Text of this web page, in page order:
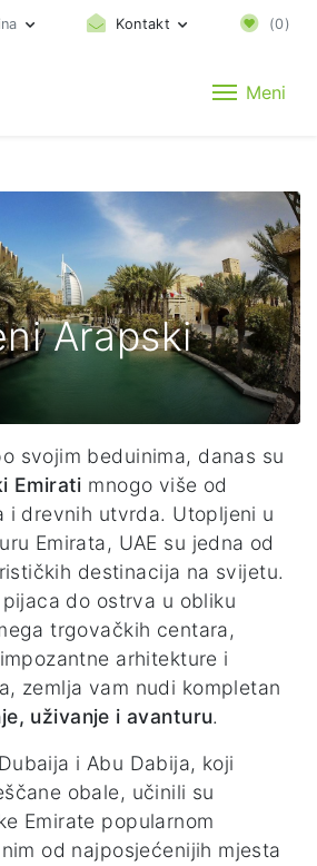
Kontakt (0)
Meni
Arapski
svojim beduinima, danas su
Emirati mnogo više od
i drevnih utvrda. Utopljeni u
Emirata, UAE su jedna od
destinacija na svijetu.
do ostrva u obliku
trgovačkih centara,
arhitekture i
zemlja vam nudi kompletan
uživanje i avanturu.
i Abu Dabija, koji
obale, učinili su
Emirate popularnom
od najposjećenijih mjesta